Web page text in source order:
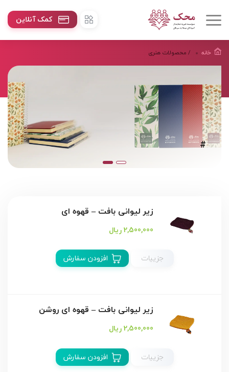
کمک آنلاین
خانه / محصولات هنرى
#
زیر لیوانی بافت – قهوه ای
2,500,000 ریال
جزییات افزودن سفارش
زیر لیوانی بافت – قهوه ای روشن
2,500,000 ریال
جزییات افزودن سفارش